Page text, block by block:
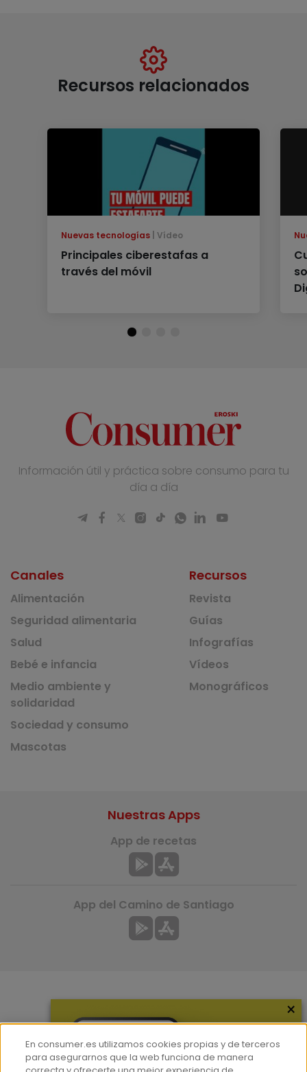
Recursos relacionados
Nuevas tecnologías Vídeo
Principales ciberestafas a
través del móvil
Información útil y práctica sobre consumo para tu
día a día
Canales
Alimentación
Seguridad alimentaria
Salud
Bebé e infancia
Medio ambiente y
solidaridad
Sociedad y consumo
Mascotas
Recursos
Revista
Guías
Infografías
Vídeos
Monográficos
Hemeroteca
Nuestras Apps
App de recetas
App del Camino de Santiago
×
En consumer.es utilizamos cookies propias y de terceros
para asegurarnos que la web funciona de manera